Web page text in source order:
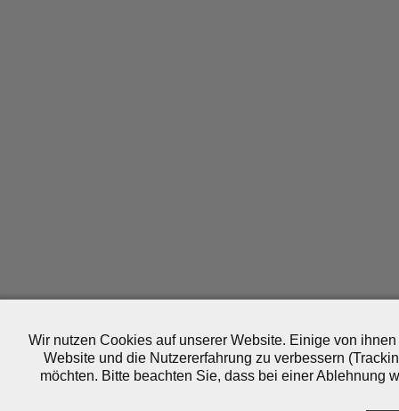
Wir nutzen Cookies auf unserer Website. Einige von
Website und die Nutzererfahrung zu verbessern
möchten. Bitte beachten Sie, dass bei einer Ablehnung